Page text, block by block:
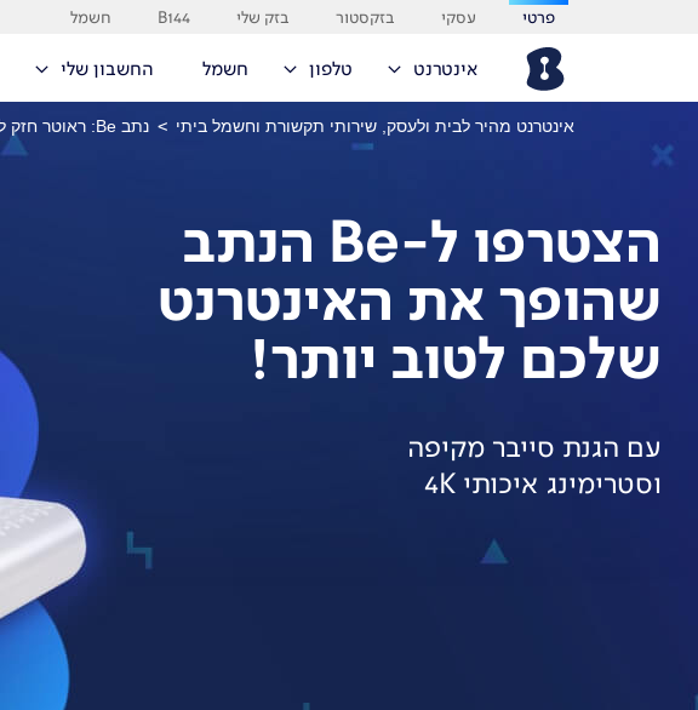
פרטי עסקי בזקסטור בזק שלי B144 חשמל
אינטרנט טלפון חשמל החשבון שלי
אינטרנט מהיר לבית ולעסק, שירותי תקשורת וחשמל ביתי > נתב Be: ראוטר חזק לגלישה איכותית בכל הבית!
הצטרפו ל-Be הנתב
שהופך את האינטרנט
שלכם לטוב יותר!
עם הגנת סייבר מקיפה
וסטרימינג איכותי 4K